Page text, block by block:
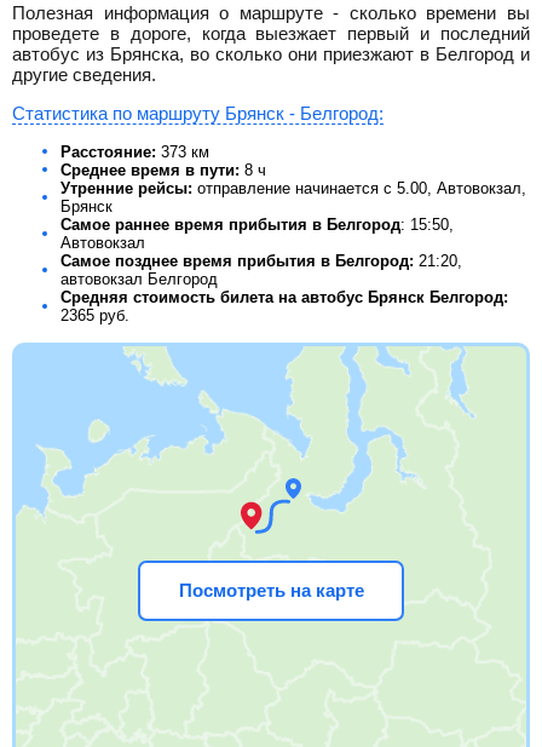
Полезная информация о маршруте - сколько времени вы
проведете в дороге, когда выезжает первый и последний
автобус из Брянска, во сколько они приезжают в Белгород и
другие сведения.
Статистика по маршруту Брянск - Белгород:
Расстояние: 373 км
Среднее время в пути: 8 ч
Утренние рейсы: отправление начинается с 5.00, Автовокзал,
Брянск
Самое раннее время прибытия в Белгород: 15:50,
Автовокзал
Самое позднее время прибытия в Белгород: 21:20,
автовокзал Белгород
Средняя стоимость билета на автобус Брянск Белгород:
2365 руб.
Посмотреть на карте